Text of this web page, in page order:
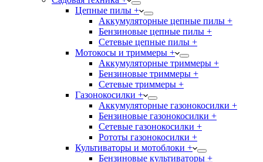
Цепные пилы +
Аккумуляторные цепные пилы +
Бензиновые цепные пилы +
Сетевые цепные пилы +
Мотокосы и триммеры +
Аккумуляторные триммеры +
Бензиновые триммеры +
Сетевые триммеры +
Газонокосилки +
Аккумуляторные газонокосилки +
Бензиновые газонокосилки +
Сетевые газонокосилки +
Рототы газонокосилки +
Культиваторы и мотоблоки +
Бензиновые культиваторы +